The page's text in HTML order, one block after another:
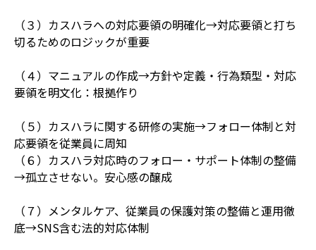
（３）カスハラへの対応要領の明確化→対応要領と打ち
切るためのロジックが重要
（４）マニュアルの作成→方針や定義・行為類型・対応
要領を明文化：根拠作り
（５）カスハラに関する研修の実施→フォロー体制と対
応要領を従業員に周知
（６）カスハラ対応時のフォロー・サポート体制の整備
→孤立させない。安心感の醸成
（７）メンタルケア、従業員の保護対策の整備と運用徹
底→SNS含む法的対応体制